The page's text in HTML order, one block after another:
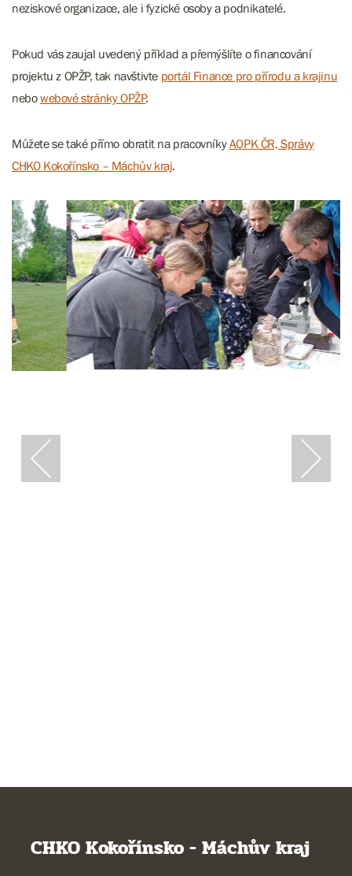
neziskové organizace, ale i fyzické osoby a podnikatelé.
Pokud vás zaujal uvedený příklad a přemýšlíte o financování
projektu z OPŽP, tak navštivte portál Finance pro přírodu a krajinu
nebowebové stránky OPŽP.
Můžete se také přímo obratit na pracovníkyAOPK ČR, Správy
CHKO Kokořínsko – Máchův kraj.
CHKO Kokořínsko - Máchův kraj